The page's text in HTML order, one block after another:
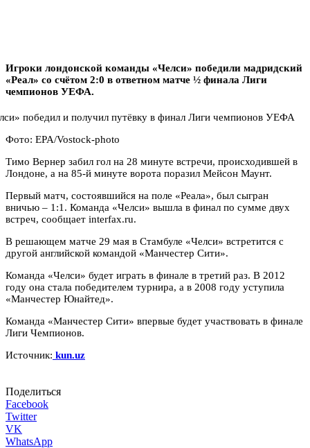
Игроки лондонской команды «Челси» победили мадридский
«Реал» со счётом 2:0 в ответном матче ½ финала Лиги
чемпионов УЕФА.
Фото: EPA/Vostock-photo
Тимо Вернер забил гол на 28 минуте встречи, происходившей в
Лондоне, а на 85-й минуте ворота поразил Мейсон Маунт.
Первый матч, состоявшийся на поле «Реала», был сыгран
вничью – 1:1. Команда «Челси» вышла в финал по сумме двух
встреч, сообщает interfax.ru.
В решающем матче 29 мая в Стамбуле «Челси» встретится с
другой английской командой «Манчестер Сити».
Команда «Челси» будет играть в финале в третий раз. В 2012
году она стала победителем турнира, а в 2008 году уступила
«Манчестер Юнайтед».
Команда «Манчестер Сити» впервые будет участвовать в финале
Лиги Чемпионов.
Источник: kun.uz
Поделиться
Facebook
Twitter
VK
WhatsApp